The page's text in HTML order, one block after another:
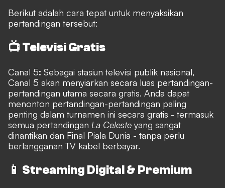
Berikut adalah cara tepat untuk menyaksikan
pertandingan tersebut:
📺 Televisi Gratis
Canal 5: Sebagai stasiun televisi publik nasional,
Canal 5 akan menyiarkan secara luas pertandingan-
pertandingan utama secara gratis. Anda dapat
menonton pertandingan-pertandingan paling
penting dalam turnamen ini secara gratis - termasuk
semua pertandingan La Celeste yang sangat
dinantikan dan Final Piala Dunia - tanpa perlu
berlangganan TV kabel berbayar.
📱 Streaming Digital & Premium